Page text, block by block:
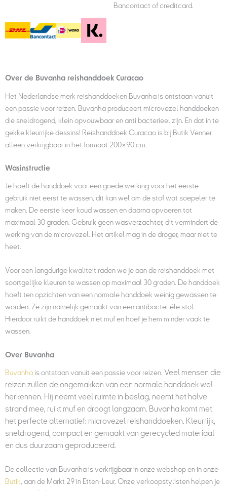
Bancontact of creditcard.
Over de Buvanha reishanddoek Curacao
Het Nederlandse merk reishanddoeken Buvanha is ontstaan vanuit
een passie voor reizen. Buvanha produceert microvezel handdoeken
die sneldrogend, klein opvouwbaar en anti bacterieel zijn. En dat in te
gekke kleurrijke dessins! Reishanddoek Curacao is bij Butik Venner
alleen verkrijgbaar in het formaat 200×90 cm.
Wasinstructie
Je hoeft de handdoek voor een goede werking voor het eerste
gebruik niet eerst te wassen, dit kan wel om de stof wat soepeler te
maken. De eerste keer koud wassen en daarna opvoeren tot
maximaal 30 graden. Gebruik geen wasverzachter, dit vermindert de
werking van de microvezel. Het artikel mag in de droger, maar niet te
heet.
Voor een langdurige kwaliteit raden we je aan de reishanddoek met
soortgelijke kleuren te wassen op maximaal 30 graden. De handdoek
hoeft ten opzichten van een normale handdoek weinig gewassen te
worden. Ze zijn namelijk gemaakt van een antibacteriële stof.
Hierdoor ruikt de handdoek niet muf en hoef je hem minder vaak te
wassen.
Over Buvanha
Buvanhais ontstaan vanuit een passie voor reizen. Veel mensen die
reizen zullen de ongemakken van een normale handdoek wel
herkennen. Hij neemt veel ruimte in beslag, neemt het halve
strand mee, ruikt muf en droogt langzaam. Buvanha komt met
het perfecte alternatief: microvezel reishanddoeken. Kleurrijk,
sneldrogend, compact en gemaakt van gerecycled materiaal
en dus duurzaam geproduceerd.
De collectie van Buvanha is verkrijgbaar in onze webshop en in onze
Butik, aan de Markt 29 in Etten-Leur. Onze verkoopstylisten helpen je